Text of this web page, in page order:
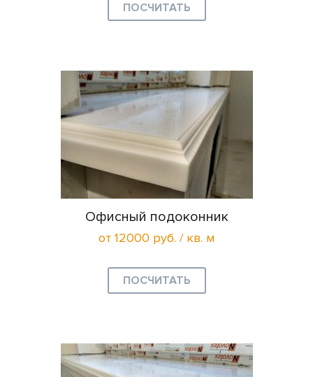
ПОСЧИТАТЬ
Офисный подоконник
от 12000 руб. / кв. м
ПОСЧИТАТЬ